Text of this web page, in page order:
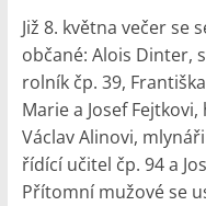
Již 8. května večer se
občané: Alois Dinter,
rolník čp. 39,
Marie a Josef
Václav Alinovi,
řídící učitel čp. 94 a
Přítomní mužové se